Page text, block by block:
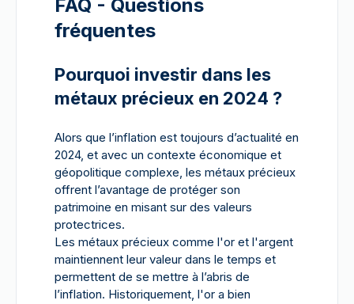
FAQ - Questions
fréquentes
Pourquoi investir dans les
métaux précieux en 2024 ?
Alors que l’inflation est toujours d’actualité en
2024, et avec un contexte économique et
géopolitique complexe, les métaux précieux
offrent l’avantage de protéger son
patrimoine en misant sur des valeurs
protectrices.
Les métaux précieux comme l'or et l'argent
maintiennent leur valeur dans le temps et
permettent de se mettre à l’abris de
l’inflation. Historiquement, l'or a bien